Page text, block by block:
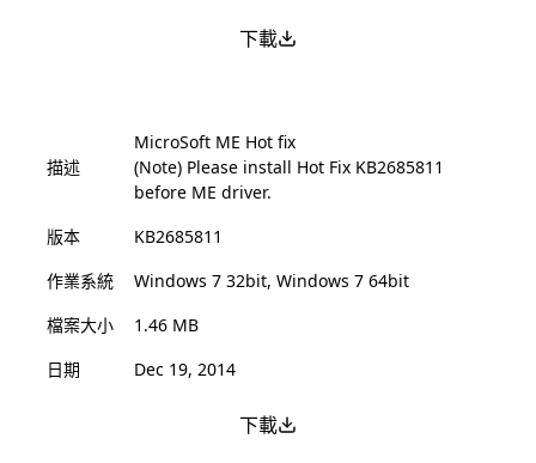
下載
描述
MicroSoft ME Hot fix
(Note) Please install Hot Fix KB2685811
before ME driver.
版本
KB2685811
作業系統
Windows 7 32bit, Windows 7 64bit
檔案大小
1.46 MB
日期
Dec 19, 2014
下載